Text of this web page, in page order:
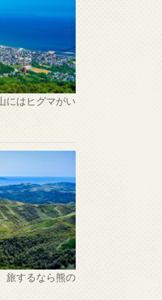
にはヒグマがい
旅するなら熊の